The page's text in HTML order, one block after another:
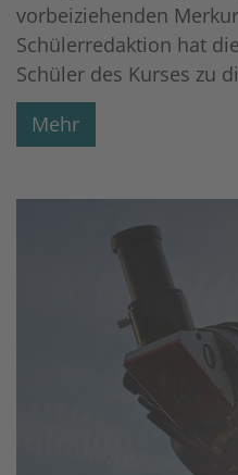
vorbeiziehenden
Schülerredaktion hat
Schüler des Kurses zu
Mehr